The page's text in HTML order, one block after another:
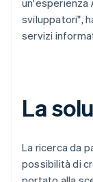
sviluppatori",
servizi
La
La ricerca da
possibilità di